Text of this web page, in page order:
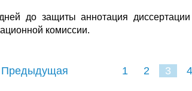
до защиты аннотация
комиссии.
1 2 3 4